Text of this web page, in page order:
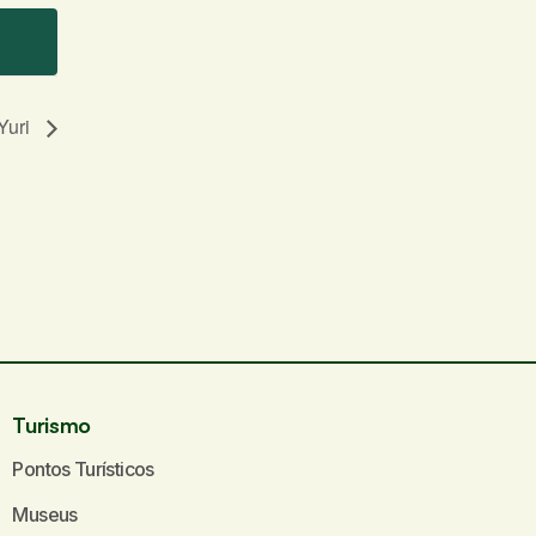
Turismo
Pontos Turísticos
Museus